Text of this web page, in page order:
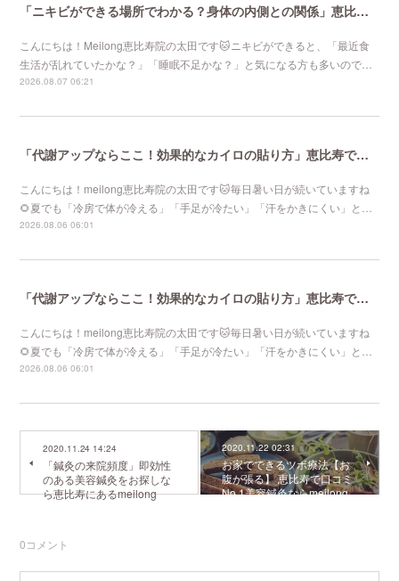
「ニキビができる場所でわかる？身体の内側との関係」恵比寿で口コミNo 1美容鍼灸ならmeilong
こんにちは！Meilong恵比寿院の太田です🐱ニキビができると、「最近食
生活が乱れていたかな？」「睡眠不足かな？」と気になる方も多いので…
2026.08.07 06:21
「代謝アップならここ！効果的なカイロの貼り方」恵比寿で口コミNo 1美容鍼灸ならmeilong
こんにちは！meilong恵比寿院の太田です🐱毎日暑い日が続いていますね
🌻夏でも「冷房で体が冷える」「手足が冷たい」「汗をかきにくい」と…
2026.08.06 06:01
「代謝アップならここ！効果的なカイロの貼り方」恵比寿で口コミNo 1美容鍼灸ならmeilong
こんにちは！meilong恵比寿院の太田です🐱毎日暑い日が続いていますね
🌻夏でも「冷房で体が冷える」「手足が冷たい」「汗をかきにくい」と…
2026.08.06 06:01
2020.11.24 14:24
「鍼灸の来院頻度」即効性
のある美容鍼灸をお探しな
ら恵比寿にあるmeilong
2020.11.22 02:31
お家でできるツボ療法【お
腹が張る】 恵比寿で口コミ
No.1美容鍼灸ならmeilong
0コメント